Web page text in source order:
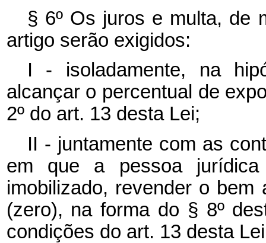
§ 6º Os juros e multa, de
artigo serão exigidos:
I - isoladamente, na
alcançar o percentual de
2º do art. 13 desta Lei;
II - juntamente com as
em que a pessoa
imobilizado, revender o
(zero), na forma do § 8º
condições do art. 13 desta